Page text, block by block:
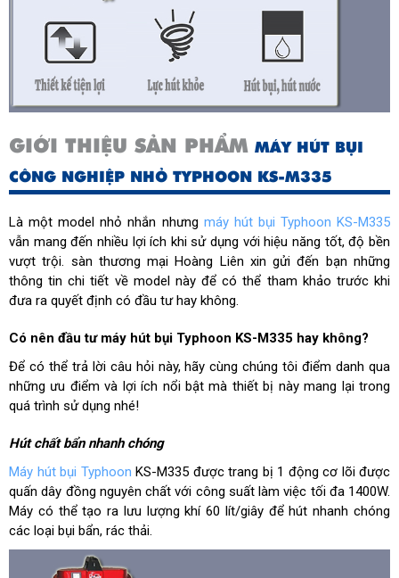
GIỚI THIỆU SẢN PHẨM MÁY HÚT BỤI
CÔNG NGHIỆP NHỎ TYPHOON KS-M335
Là một model nhỏ nhắn nhưng máy hút bụi Typhoon KS-M335
vẫn mang đến nhiều lợi ích khi sử dụng với hiệu năng tốt, độ bền
vượt trội. sàn thương mại Hoàng Liên xin gửi đến bạn những
thông tin chi tiết về model này để có thể tham khảo trước khi
đưa ra quyết định có đầu tư hay không.
Có nên đầu tư máy hút bụi Typhoon KS-M335 hay không?
Để có thể trả lời câu hỏi này, hãy cùng chúng tôi điểm danh qua
những ưu điểm và lợi ích nổi bật mà thiết bị này mang lại trong
quá trình sử dụng nhé!
Hút chất bẩn nhanh chóng
Máy hút bụi Typhoon KS-M335 được trang bị 1 động cơ lõi được
quấn dây đồng nguyên chất với công suất làm việc tối đa 1400W.
Máy có thể tạo ra lưu lượng khí 60 lít/giây để hút nhanh chóng
các loại bụi bẩn, rác thải.